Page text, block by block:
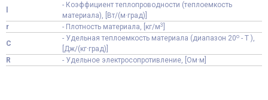
- Коэффициент теплопроводности (теплоемкость
материала), [Вт/(м·град)]
r
- Плотность материала, [кг/м3
C
- Удельная теплоемкость материала (диапазон 20o - T ),
[Дж/(кг·град)]
R
- Удельное электросопротивление, [Ом·м]